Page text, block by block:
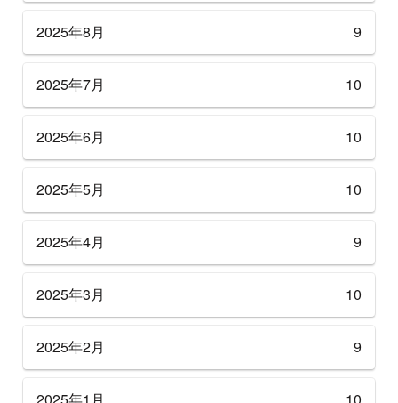
2025年8月 9
2025年7月 10
2025年6月 10
2025年5月 10
2025年4月 9
2025年3月 10
2025年2月 9
2025年1月 10